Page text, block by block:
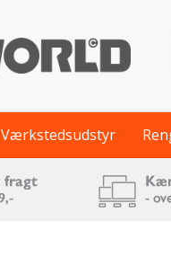
Værkstedsudstyr